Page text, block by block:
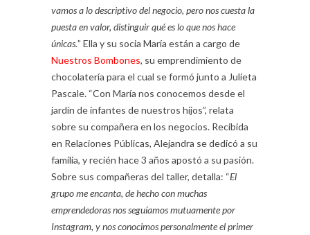
vamos a lo descriptivo del negocio, pero nos cuesta la
puesta en valor, distinguir qué es lo que nos hace
únicas.” Ella y su socia María están a cargo de
Nuestros Bombones, su emprendimiento de
chocolatería para el cual se formó junto a Julieta
Pascale. “Con María nos conocemos desde el
jardín de infantes de nuestros hijos”, relata
sobre su compañera en los negocios. Recibida
en Relaciones Públicas, Alejandra se dedicó a su
familia, y recién hace 3 años apostó a su pasión.
Sobre sus compañeras del taller, detalla: “El
grupo me encanta, de hecho con muchas
emprendedoras nos seguíamos mutuamente por
Instagram, y nos conocimos personalmente el primer